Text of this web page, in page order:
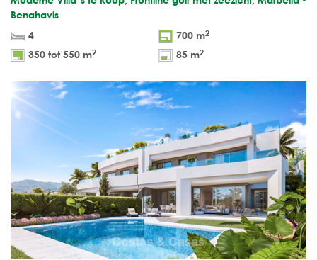
Benahavis
4
700 m2
350 tot 550 m2 85 m2